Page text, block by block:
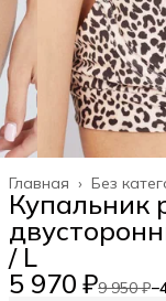
Без
Главная ›
Купальник
/ L
5 970 ₽9 950 ₽−